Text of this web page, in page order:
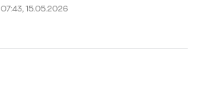
07:43, 15.05.2026